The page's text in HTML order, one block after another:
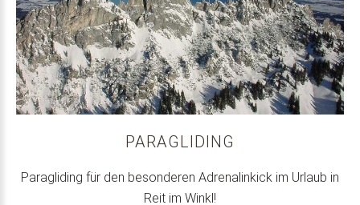
PARAGLIDING
Paragliding für den besonderen Adrenalinkick im Urlaub in
Reit im Winkl!